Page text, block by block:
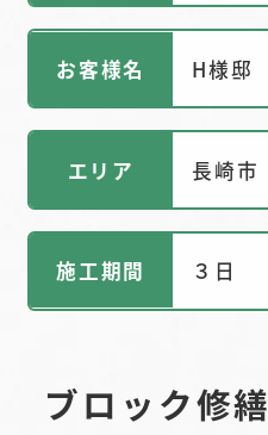
お客様名 H様邸
エリア 長崎市
施工期間 ３日
ブロック修繕